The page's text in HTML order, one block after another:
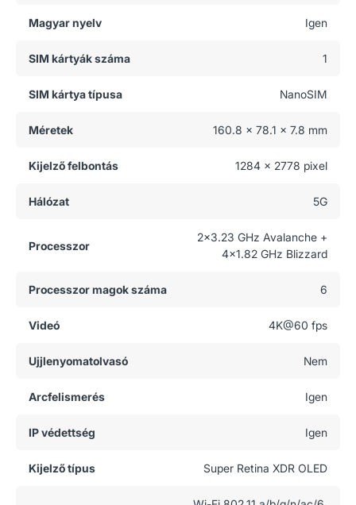
Magyar nyelv Igen
SIM kártyák száma 1
SIM kártya típusa NanoSIM
Méretek 160.8 x 78.1 x 7.8 mm
Kijelző felbontás 1284 x 2778 pixel
Hálózat 5G
Processzor
2x3.23 GHz Avalanche +
4x1.82 GHz Blizzard
Processzor magok száma 6
Videó 4K@60 fps
Ujjlenyomatolvasó Nem
Arcfelismerés Igen
IP védettség Igen
Kijelző típus Super Retina XDR OLED